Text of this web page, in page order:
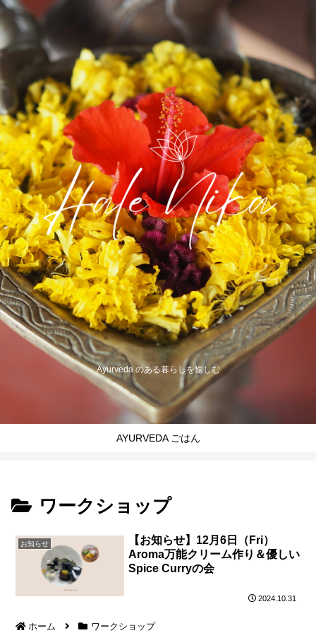
Ayurveda のある暮らしを愉しむ
AYURVEDA ごはん
ワークショップ
お知らせ
【お知らせ】12月6日（Fri）
Aroma万能クリーム作り＆優しい
Spice Curryの会
2024.10.31
ホーム ワークショップ